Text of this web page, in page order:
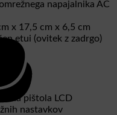
napajalnika AC
x 17,5 cm x 6,5 cm
etui (ovitek z zadrgo)
pištola LCD
nastavkov